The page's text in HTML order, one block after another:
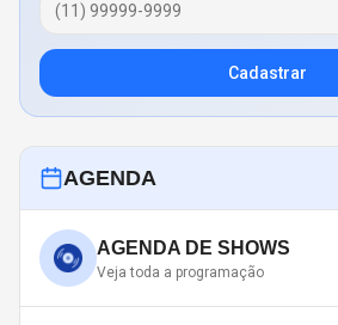
Cadastrar
AGENDA
AGENDA DE SHOWS
Veja toda a programação